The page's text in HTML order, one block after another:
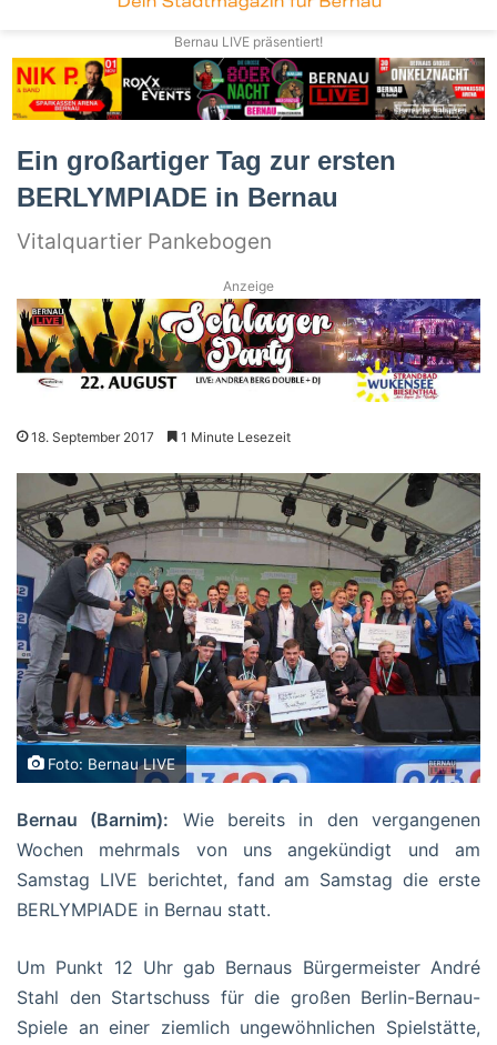
Bernau LIVE präsentiert!
Ein großartiger Tag zur ersten
BERLYMPIADE in Bernau
Vitalquartier Pankebogen
Anzeige
18. September 2017 1 Minute Lesezeit
Foto: Bernau LIVE
Bernau (Barnim): Wie bereits in den vergangenen
Wochen mehrmals von uns angekündigt und am
Samstag LIVE berichtet, fand am Samstag die erste
BERLYMPIADE in Bernau statt.
Um Punkt 12 Uhr gab Bernaus Bürgermeister André
Stahl den Startschuss für die großen Berlin-Bernau-
Spiele an einer ziemlich ungewöhnlichen Spielstätte,